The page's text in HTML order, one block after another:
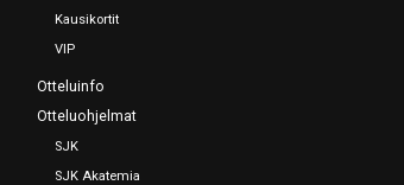
Kausikortit
VIP
Otteluinfo
Otteluohjelmat
SJK
SJK Akatemia